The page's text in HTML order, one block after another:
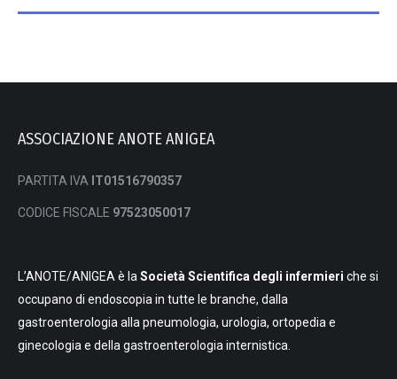
ASSOCIAZIONE ANOTE ANIGEA
PARTITA IVA IT01516790357
CODICE FISCALE 97523050017
L’ANOTE/ANIGEA è la Società Scientifica degli infermieri che si
occupano di endoscopia in tutte le branche, dalla
gastroenterologia alla pneumologia, urologia, ortopedia e
ginecologia e della gastroenterologia internistica.